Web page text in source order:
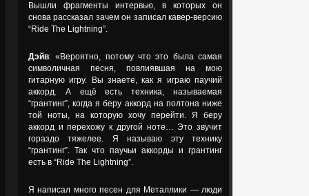
Вышли фрагменты интервью, в которых он
снова рассказал зачем он записал кавер-версию
“Ride The Lightning”.
Дэйв: «Вероятно, потому что это была самая
символичная песня, повлиявшая на мою
гитарную игру. Вы знаете, как я играю паучий
аккорд. А ещё есть техника, называемая
“грантинг”, когда я беру аккорд на полтона ниже
той ноты, на которую хочу перейти. Я беру
аккорд и перехожу к другой ноте… Это звучит
гораздо тяжелее. Я называю эту технику
“грантинг”. Так что паучьи аккорды и грантинг
есть в “Ride The Lightning”.
Я написал много песен для Металлики — люди